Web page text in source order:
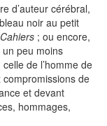
d’auteur cérébral,
noir au petit
Cahiers ; ou encore,
un peu moins
de l’homme de
de
et devant
hommages,